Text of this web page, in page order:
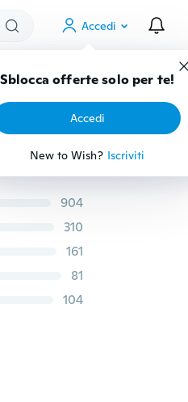
Accedi
Sblocca offerte solo per te!
Accedi
New to Wish? Iscriviti
Accessori per animali Di
1PC Delle Donne di Modo DELL'UNITÀ di elaborazione di Cuoio Tote Satchel Della Borsa Della Signora del Messaggero Della Borsa Borse A Spalla
904
310
161
81
104